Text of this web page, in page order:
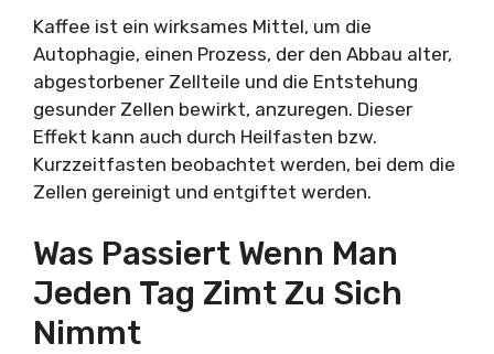
Kaffee ist ein wirksames Mittel, um die
Autophagie, einen Prozess, der den Abbau alter,
abgestorbener Zellteile und die Entstehung
gesunder Zellen bewirkt, anzuregen. Dieser
Effekt kann auch durch Heilfasten bzw.
Kurzzeitfasten beobachtet werden, bei dem die
Zellen gereinigt und entgiftet werden.
Was Passiert Wenn Man
Jeden Tag Zimt Zu Sich
Nimmt